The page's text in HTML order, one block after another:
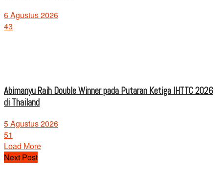
6 Agustus 2026
43
Abimanyu Raih Double Winner pada Putaran Ketiga IHTTC 2026
di Thailand
5 Agustus 2026
51
Load More
Next Post